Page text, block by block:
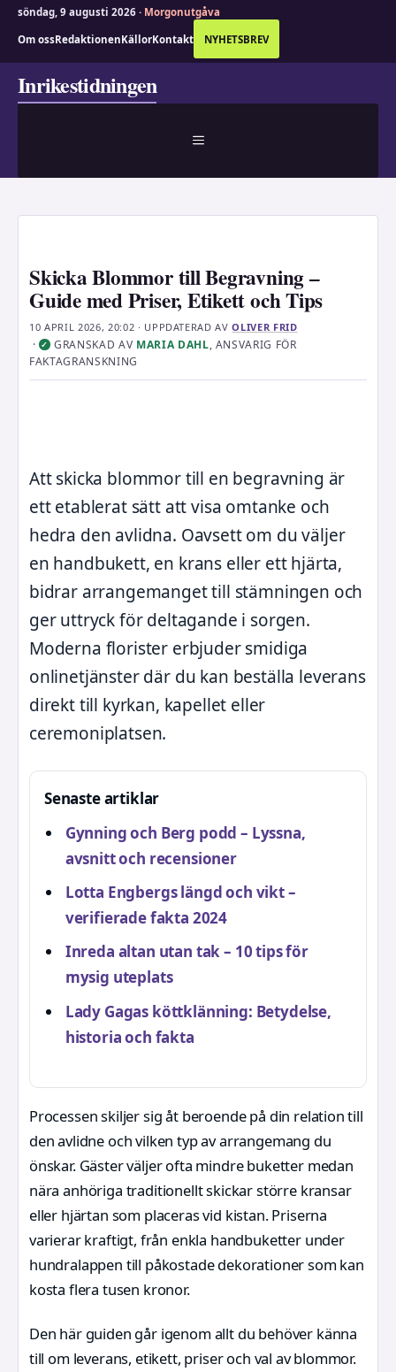
söndag, 9 augusti 2026 · Morgonutgåva
Om ossRedaktionenKällorKontakt NYHETSBREV
Inrikestidningen
MENY
Skicka Blommor till Begravning –
Guide med Priser, Etikett och Tips
10 APRIL 2026, 20:02 · UPPDATERADAVOLIVER FRID
· ✓ GRANSKAD AV MARIA DAHL, ANSVARIG FÖR
FAKTAGRANSKNING
Att skicka blommor till en begravning är
ett etablerat sätt att visa omtanke och
hedra den avlidna. Oavsett om du väljer
en handbukett, en krans eller ett hjärta,
bidrar arrangemanget till stämningen och
ger uttryck för deltagande i sorgen.
Moderna florister erbjuder smidiga
onlinetjänster där du kan beställa leverans
direkt till kyrkan, kapellet eller
ceremoniplatsen.
Senaste artiklar
Gynning och Berg podd – Lyssna,
avsnitt och recensioner
Lotta Engbergs längd och vikt –
verifierade fakta 2024
Inreda altan utan tak – 10 tips för
mysig uteplats
Lady Gagas köttklänning: Betydelse,
historia och fakta
Processen skiljer sig åt beroende på din relation till
den avlidne och vilken typ av arrangemang du
önskar. Gäster väljer ofta mindre buketter medan
nära anhöriga traditionellt skickar större kransar
eller hjärtan som placeras vid kistan. Priserna
varierar kraftigt, från enkla handbuketter under
hundralappen till påkostade dekorationer som kan
kosta flera tusen kronor.
Den här guiden går igenom allt du behöver känna
till om leverans, etikett, priser och val av blommor.